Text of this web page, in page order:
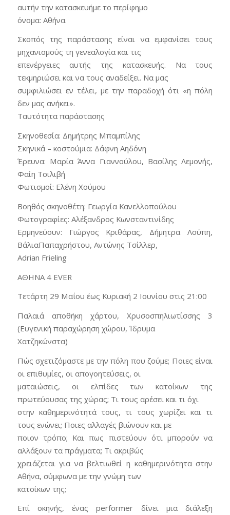
αυτήν την κατασκευήμε το περίφημο
όνομα: Αθήνα.
Σκοπός της παράστασης είναι να εμφανίσει τους
μηχανισμούς τη γενεαλογία και τις
επενέργειες αυτής της κατασκευής. Να τους
τεκμηριώσει και να τους αναδείξει. Να μας
συμφιλιώσει εν τέλει, με την παραδοχή ότι «η πόλη
δεν μας ανήκει».
Ταυτότητα παράστασης
Σκηνοθεσία: Δημήτρης Μπαμπίλης
Σκηνικά – κοστούμια: Δάφνη Αηδόνη
Έρευνα: Μαρία Άννα Γιαννούλου, Βασίλης Λεμονής,
Φαίη Τσιλιβή
Φωτισμοί: Ελένη Χούμου
Βοηθός σκηνοθέτη: Γεωργία Κανελλοπούλου
Φωτογραφίες: Αλέξανδρος Κωνσταντινίδης
Ερμηνεύουν: Γιώργος Κριθάρας, Δήμητρα Λούπη,
ΒάλιαΠαπαχρήστου, Αντώνης Τσίλλερ,
Adrian Frieling
ΑΘΗΝΑ 4 EVER
Τετάρτη 29 Μαΐου έως Κυριακή 2 Ιουνίου στις 21:00
Παλαιά αποθήκη χάρτου, Χρυσοσπηλιωτίσσης 3
(Ευγενική παραχώρηση χώρου, Ίδρυμα
Χατζηκώνστα)
Πώς σχετιζόμαστε με την πόλη που ζούμε; Ποιες είναι
οι επιθυμίες, οι απογοητεύσεις, οι
ματαιώσεις, οι ελπίδες των κατοίκων της
πρωτεύουσας της χώρας; Τι τους αρέσει και τι όχι
στην καθημερινότητά τους, τι τους χωρίζει και τι
τους ενώνει; Ποιες αλλαγές βιώνουν και με
ποιον τρόπο; Και πως πιστεύουν ότι μπορούν να
αλλάξουν τα πράγματα; Τι ακριβώς
χρειάζεται για να βελτιωθεί η καθημερινότητα στην
Αθήνα, σύμφωνα με την γνώμη των
κατοίκων της;
Επί σκηνής, ένας performer δίνει μια διάλεξη